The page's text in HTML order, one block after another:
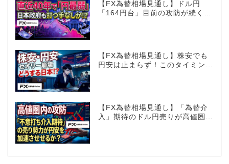
【FX為替相場見通し】ドル円
「164円台」目前の攻防が続く！
【FX為替相場見通し】株安でも
円安は止まらず！このタイミング
【FX為替相場見通し】「為替介
入」期待のドル円売りが高値圏を